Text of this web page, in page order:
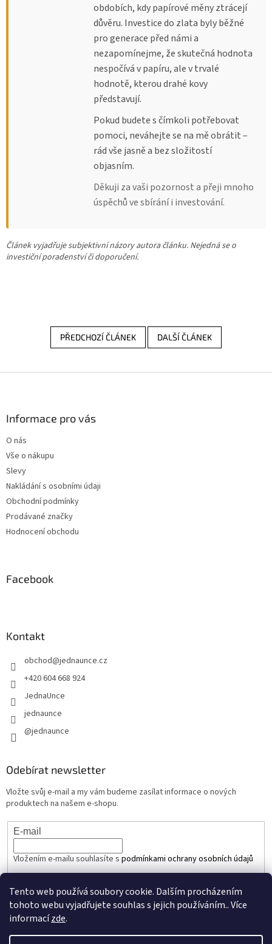
Tento web používá soubory cookie. Dalším procházením
tohoto webu vyjadřujete souhlas s jejich používáním.. Více
informacízde.
obdobích, kdy papírové měny ztrácejí
důvěru. Investice do zlata byly běžné
pro generace před námi a
nezapomínejme, že skutečná hodnota
nespočívá v papíru, ale v trvalé
hodnotě, kterou drahé kovy
představují.
Pokud budete s čímkoli potřebovat
pomoci, neváhejte se na mě obrátit –
rád vše jasně a bez složitostí
objasním.
Děkuji za vaši pozornost a přeji mnoho
úspěchů ve sbírání i investování.
Článek vyjadřuje subjektivní názory autora článku. Nejedná se o
investiční poradenství či doporučení.
PŘEDCHOZÍ ČLÁNEK DALŠÍ ČLÁNEK
Informace pro vás
O nás
Vše o nákupu
Slevy
Nakládání s osobními údaji
Obchodní podmínky
Prodávané značky
Hodnocení obchodu
Facebook
Kontakt
obchod@jednaunce.cz
+420 604 668 924
JednaUnce
jednaunce
@jednaunce
Odebírat newsletter
Vložte svůj e-mail a my vám budeme zasílat informace o nových
produktech na našem e-shopu.
E-mail
Vložením e-mailu souhlasíte s podmínkami ochrany osobních údajů
PŘIHLÁSIT SE